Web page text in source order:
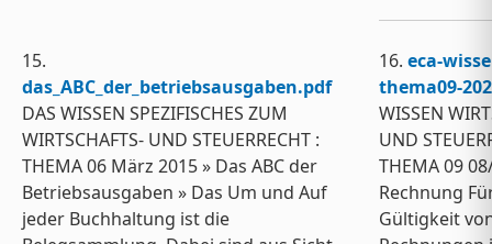
15.
das_ABC_der_betriebsausgaben.pdf
DAS WISSEN SPEZIFISCHES ZUM
WIRTSCHAFTS- UND STEUERRECHT :
THEMA 06 März 2015 » Das ABC der
Betriebsausgaben » Das Um und Auf
jeder Buchhaltung ist die
16. eca-
thema09-
WISSEN
UND
THEMA 09
Rechnung
Gültigkeit